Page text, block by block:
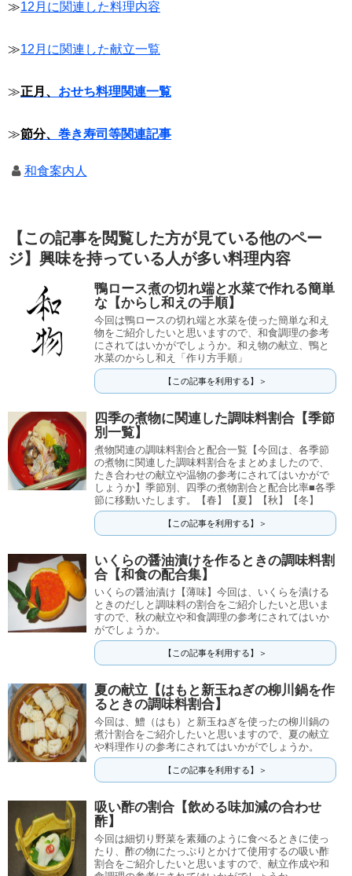
≫12月に関連した料理内容
≫12月に関連した献立一覧
≫正月、 おせち料理関連一覧
≫節分、 巻き寿司等関連記事
和食案内人
【この記事を閲覧した方が見ている他のペー
ジ】興味を持っている人が多い料理内容
鴨ロース煮の切れ端と水菜で作れる簡単
な【からし和えの手順】
今回は鴨ロースの切れ端と水菜を使った簡単な和え
物をご紹介したいと思いますので、和食調理の参考
にされてはいかがでしょうか。和え物の献立、鴨と
水菜のからし和え「作り方手順」
【この記事を利用する】＞
四季の煮物に関連した調味料割合【季節
別一覧】
煮物関連の調味料割合と配合一覧【今回は、各季節
の煮物に関連した調味料割合をまとめましたので、
たき合わせの献立や温物の参考にされてはいかがで
しょうか】季節別、四季の煮物割合と配合比率■各季
節に移動いたします。【春】【夏】【秋】【冬】
【この記事を利用する】＞
いくらの醤油漬けを作るときの調味料割
合【和食の配合集】
いくらの醤油漬け【薄味】今回は、いくらを漬ける
ときのだしと調味料の割合をご紹介したいと思いま
すので、秋の献立や和食調理の参考にされてはいか
がでしょうか。
【この記事を利用する】＞
夏の献立【はもと新玉ねぎの柳川鍋を作
るときの調味料割合】
今回は、鱧（はも）と新玉ねぎを使ったの柳川鍋の
煮汁割合をご紹介したいと思いますので、夏の献立
や料理作りの参考にされてはいかがでしょうか。
【この記事を利用する】＞
吸い酢の割合【飲める味加減の合わせ
酢】
今回は細切り野菜を素麺のように食べるときに使っ
たり、酢の物にたっぷりとかけて使用するの吸い酢
割合をご紹介したいと思いますので、献立作成や和